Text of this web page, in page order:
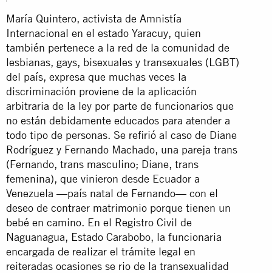
María Quintero, activista de Amnistía
Internacional en el estado Yaracuy, quien
también pertenece a la red de la comunidad de
lesbianas, gays, bisexuales y transexuales (LGBT)
del país, expresa que muchas veces la
discriminación proviene de la aplicación
arbitraria de la ley por parte de funcionarios que
no están debidamente educados para atender a
todo tipo de personas. Se refirió al caso de Diane
Rodríguez y Fernando Machado, una pareja trans
(Fernando, trans masculino; Diane, trans
femenina), que vinieron desde Ecuador a
Venezuela —país natal de Fernando— con el
deseo de contraer matrimonio porque tienen un
bebé en camino. En el Registro Civil de
Naguanagua, Estado Carabobo, la funcionaria
encargada de realizar el trámite legal en
reiteradas ocasiones se rio de la transexualidad